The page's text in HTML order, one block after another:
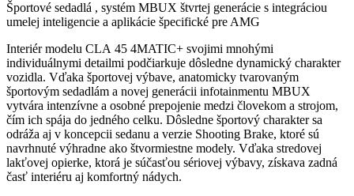
Športové sedadlá , systém MBUX štvrtej generácie s integráciou
umelej inteligencie a aplikácie špecifické pre AMG
Interiér modelu CLA 45 4MATIC+ svojimi mnohými
individuálnymi detailmi podčiarkuje dôsledne dynamický charakter
vozidla. Vďaka športovej výbave, anatomicky tvarovaným
športovým sedadlám a novej generácii infotainmentu MBUX
vytvára intenzívne a osobné prepojenie medzi človekom a strojom,
čím ich spája do jedného celku. Dôsledne športový charakter sa
odráža aj v koncepcii sedanu a verzie Shooting Brake, ktoré sú
navrhnuté výhradne ako štvormiestne modely. Vďaka stredovej
lakťovej opierke, ktorá je súčasťou sériovej výbavy, získava zadná
časť interiéru aj komfortný nádych.